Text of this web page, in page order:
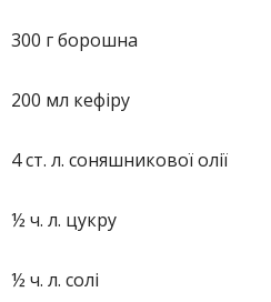
300 г борошна
200 мл кефіру
4 ст. л. соняшникової олії
½ ч. л. цукру
½ ч. л. солі